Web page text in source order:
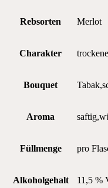
Rebsorten Merlot
Charakter
Bouquet
Aroma
Füllmenge pro
Alkoholgehalt 11,5 %